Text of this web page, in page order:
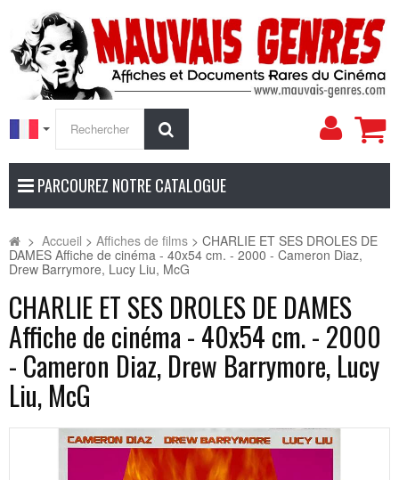
Mon
PARCOUREZ NOTRE CATALOGUE
> Accueil > Affiches de films > CHARLIE ET SES DROLES DE
DAMES Affiche de cinéma - 40x54 cm. - 2000 - Cameron Diaz,
Drew Barrymore, Lucy Liu, McG
CHARLIE ET SES DROLES DE DAMES
Affiche de cinéma - 40x54 cm. - 2000
- Cameron Diaz, Drew Barrymore, Lucy
Liu, McG